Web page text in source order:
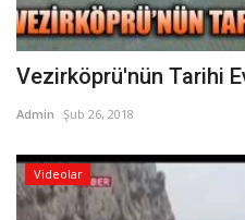
Vezirköprü'nün Tarihi
Admin Şub 26, 2018
Videolar